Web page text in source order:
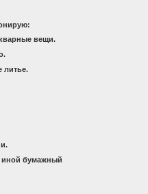
вещи.
литье.
иной бумажный